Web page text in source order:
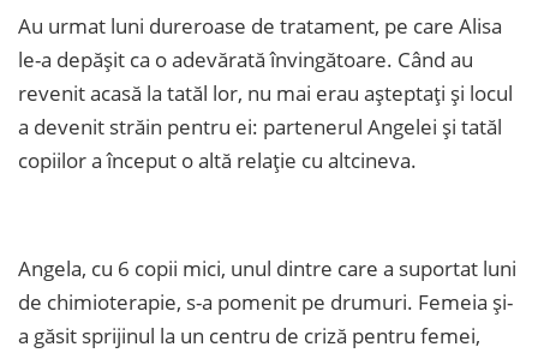
Au urmat luni dureroase de tratament, pe care Alisa
le-a depășit ca o adevărată învingătoare. Când au
revenit acasă la tatăl lor, nu mai erau așteptați și locul
a devenit străin pentru ei: partenerul Angelei și tatăl
copiilor a început o altă relație cu altcineva.
Angela, cu 6 copii mici, unul dintre care a suportat luni
de chimioterapie, s-a pomenit pe drumuri. Femeia și-
a găsit sprijinul la un centru de criză pentru femei,